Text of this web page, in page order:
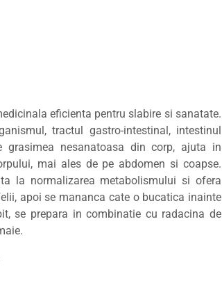
eficienta pentru slabire si sanatate.
tractul gastro-intestinal, intestinul
nesanatoasa din corp, ajuta in
mai ales de pe abdomen si coapse.
la normalizarea metabolismului si ofera
apoi se mananca cate o bucatica inainte
se prepara in combinatie cu radacina de